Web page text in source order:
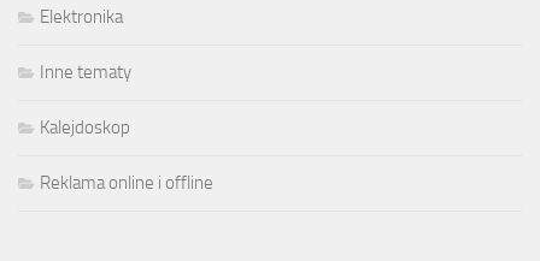
Elektronika
Inne tematy
Kalejdoskop
Reklama online i offline